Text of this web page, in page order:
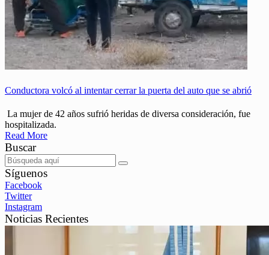
Conductora volcó al intentar cerrar la puerta del auto que se abrió
La mujer de 42 años sufrió heridas de diversa consideración, fue
hospitalizada.
Read More
Buscar
Síguenos
Facebook
Twitter
Instagram
Noticias Recientes